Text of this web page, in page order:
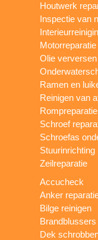
Houtwerk
Inspectie van
Motorreparatie
Olie verversen
Ramen en
Reinigen van
Rompreparatie
Schroef
Schroefas
Stuurinrichting
Zeilreparatie
Accucheck
Anker
Bilge reinigen
Dek